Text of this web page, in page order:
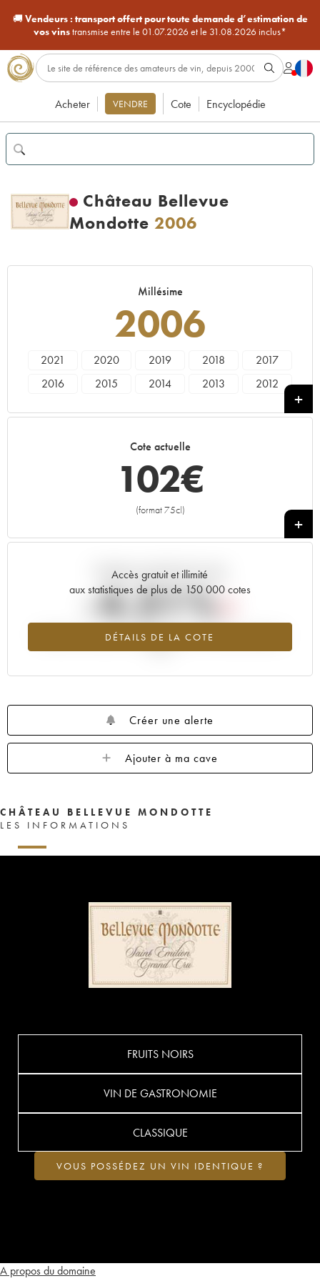
🚚Vendeurs : transport offert pour toute demande d’estimation de
vos vinstransmise entre le 01.07.2026 et le 31.08.2026 inclus*
Acheter VENDRE Cote Encyclopédie
Château Bellevue
Mondotte 2006
Millésime
2006
2021 2020 2019 2018
2017
2016
2015 2014 2013
2012
Cote actuelle
102€
(format 75cl)
+
Accès gratuit et illimité
aux statistiques de plus de 150 000 cotes
DÉTAILS DE LA COTE
Tendance actuelle de la cote
-4.31%
Tendance à la baisse du millésime 2006 en 2026 par rapport à
Créer une alerte
Ajouter à ma cave
CHÂTEAU BELLEVUE MONDOTTE
LES INFORMATIONS
A propos du domaine
FRUITS NOIRS
VIN DE GASTRONOMIE
CLASSIQUE
VOUS POSSÉDEZ UN VIN IDENTIQUE ?